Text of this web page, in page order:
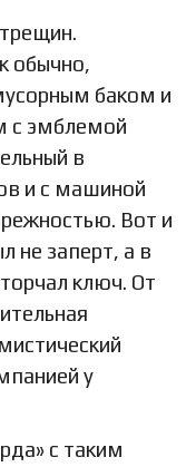
обычно,
баком и
с эмблемой
в
и с машиной
Вот и
не заперт, а в
ключ. От
у
с таким